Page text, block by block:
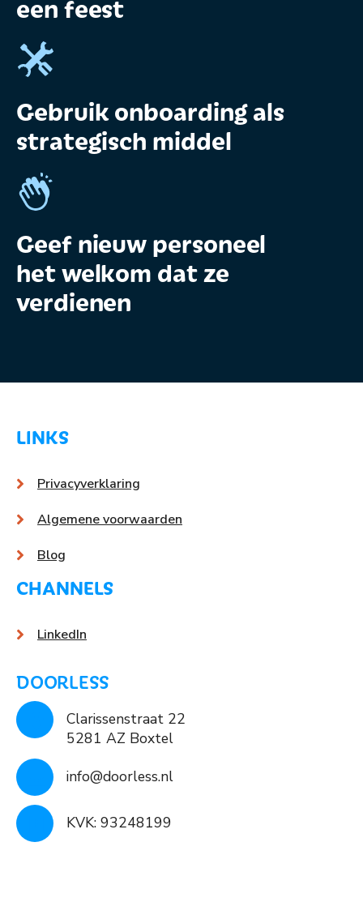
een feest
Gebruik onboarding als
strategisch middel
Geef nieuw personeel
het welkom dat ze
verdienen
LINKS
Privacyverklaring
Algemene voorwaarden
Blog
CHANNELS
LinkedIn
DOORLESS
Clarissenstraat 22
5281 AZ Boxtel
info@doorless.nl
KVK: 93248199